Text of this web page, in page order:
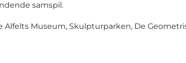
samspil.
Alfelts Museum, Skulpturparken, De